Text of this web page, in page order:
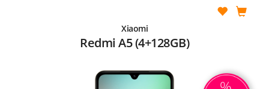
Xiaomi
Redmi A5 (4+128GB)